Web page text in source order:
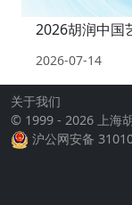
2026胡润中国
2026-07-14
关于我们
© 1999 - 2026 上海
沪公网安备